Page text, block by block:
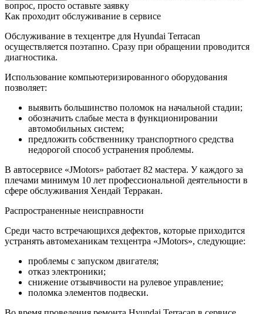
вопрос, просто оставьте заявку
Как проходит обслуживание в сервисе
Обслуживание в техцентре для Hyundai Terracan
осуществляется поэтапно. Сразу при обращении проводится
диагностика.
Использование компьютеризированного оборудования
позволяет:
выявить большинство поломок на начальной стадии;
обозначить слабые места в функционировании
автомобильных систем;
предложить собственнику транспортного средства
недорогой способ устранения проблемы.
В автосервисе «JMotors» работает 82 мастера. У каждого за
плечами минимум 10 лет профессиональной деятельности в
сфере обслуживания Хендай Терракан.
Распространенные неисправности
Среди часто встречающихся дефектов, которые приходится
устранять автомеханикам техцентра «JMotors», следующие:
проблемы с запуском двигателя;
отказ электроники;
снижение отзывчивости на рулевое управление;
поломка элементов подвески.